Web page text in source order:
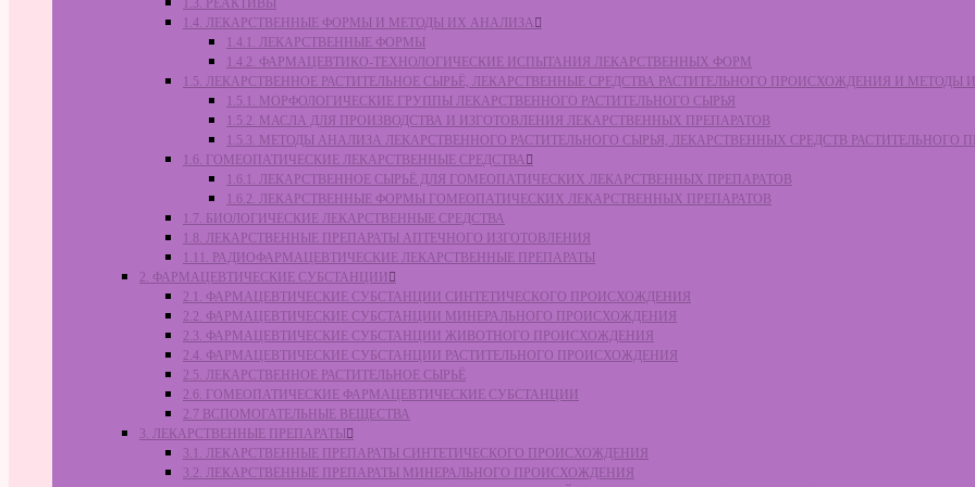
1.3. РЕАКТИВЫ
1.4. ЛЕКАРСТВЕННЫЕ ФОРМЫ И МЕТОДЫ ИХ АНАЛИЗА
1.4.1. ЛЕКАРСТВЕННЫЕ ФОРМЫ
1.4.2. ФАРМАЦЕВТИКО-ТЕХНОЛОГИЧЕСКИЕ ИСПЫТАНИЯ ЛЕКАРСТВЕННЫХ ФОРМ
1.5. ЛЕКАРСТВЕННОЕ РАСТИТЕЛЬНОЕ СЫРЬЁ, ЛЕКАРСТВЕННЫЕ СРЕДСТВА РАСТИТЕЛЬНОГО ПРОИСХОЖДЕНИЯ И МЕТОДЫ
1.5.1. МОРФОЛОГИЧЕСКИЕ ГРУППЫ ЛЕКАРСТВЕННОГО РАСТИТЕЛЬНОГО СЫРЬЯ
1.5.2. МАСЛА ДЛЯ ПРОИЗВОДСТВА И ИЗГОТОВЛЕНИЯ ЛЕКАРСТВЕННЫХ ПРЕПАРАТОВ
1.5.3. МЕТОДЫ АНАЛИЗА ЛЕКАРСТВЕННОГО РАСТИТЕЛЬНОГО СЫРЬЯ, ЛЕКАРСТВЕННЫХ СРЕДСТВ РАСТИТЕЛЬНОГО
1.6. ГОМЕОПАТИЧЕСКИЕ ЛЕКАРСТВЕННЫЕ СРЕДСТВА
1.6.1. ЛЕКАРСТВЕННОЕ СЫРЬЁ ДЛЯ ГОМЕОПАТИЧЕСКИХ ЛЕКАРСТВЕННЫХ ПРЕПАРАТОВ
1.6.2. ЛЕКАРСТВЕННЫЕ ФОРМЫ ГОМЕОПАТИЧЕСКИХ ЛЕКАРСТВЕННЫХ ПРЕПАРАТОВ
1.7. БИОЛОГИЧЕСКИЕ ЛЕКАРСТВЕННЫЕ СРЕДСТВА
1.8. ЛЕКАРСТВЕННЫЕ ПРЕПАРАТЫ АПТЕЧНОГО ИЗГОТОВЛЕНИЯ
1.11. РАДИОФАРМАЦЕВТИЧЕСКИЕ ЛЕКАРСТВЕННЫЕ ПРЕПАРАТЫ
2. ФАРМАЦЕВТИЧЕСКИЕ СУБСТАНЦИИ
2.1. ФАРМАЦЕВТИЧЕСКИЕ СУБСТАНЦИИ СИНТЕТИЧЕСКОГО ПРОИСХОЖДЕНИЯ
2.2. ФАРМАЦЕВТИЧЕСКИЕ СУБСТАНЦИИ МИНЕРАЛЬНОГО ПРОИСХОЖДЕНИЯ
2.3. ФАРМАЦЕВТИЧЕСКИЕ СУБСТАНЦИИ ЖИВОТНОГО ПРОИСХОЖДЕНИЯ
2.4. ФАРМАЦЕВТИЧЕСКИЕ СУБСТАНЦИИ РАСТИТЕЛЬНОГО ПРОИСХОЖДЕНИЯ
2.5. ЛЕКАРСТВЕННОЕ РАСТИТЕЛЬНОЕ СЫРЬЁ
2.6. ГОМЕОПАТИЧЕСКИЕ ФАРМАЦЕВТИЧЕСКИЕ СУБСТАНЦИИ
2.7 ВСПОМОГАТЕЛЬНЫЕ ВЕЩЕСТВА
3. ЛЕКАРСТВЕННЫЕ ПРЕПАРАТЫ
3.1. ЛЕКАРСТВЕННЫЕ ПРЕПАРАТЫ СИНТЕТИЧЕСКОГО ПРОИСХОЖДЕНИЯ
3.2. ЛЕКАРСТВЕННЫЕ ПРЕПАРАТЫ МИНЕРАЛЬНОГО ПРОИСХОЖДЕНИЯ